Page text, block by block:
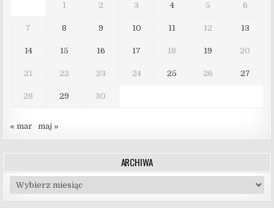
1 2 3 4 5 6
7 8 9 10 11 12 13
14 15 16 17 18 19 20
21 22 23 24 25 26 27
28 29 30
« mar maj »
ARCHIWA
Archiwa